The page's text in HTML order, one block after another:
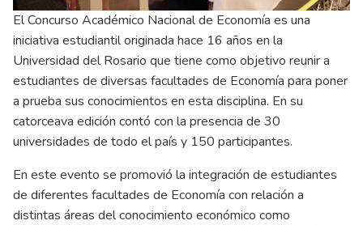
El Concurso Académico Nacional de Economía es una
iniciativa estudiantil originada hace 16 años en la
Universidad del Rosario que tiene como objetivo reunir a
estudiantes de diversas facultades de Economía para poner
a prueba sus conocimientos en esta disciplina. En su
catorceava edición contó con la presencia de 30
universidades de todo el país y 150 participantes.
En este evento se promovió la integración de estudiantes
de diferentes facultades de Economía con relación a
distintas áreas del conocimiento económico como